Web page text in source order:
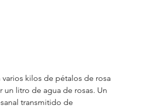
varios kilos de pétalos de rosa
un litro de agua de rosas. Un
transmitido de